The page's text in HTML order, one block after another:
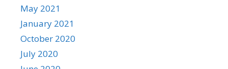
May 2021
January 2021
October 2020
July 2020